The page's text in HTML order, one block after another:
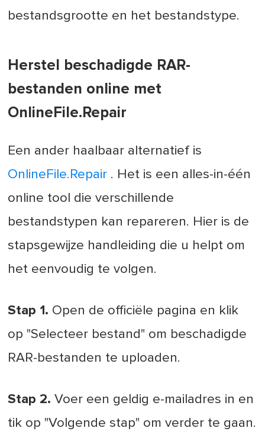
bestandsgrootte en het bestandstype.
Herstel beschadigde RAR-
bestanden online met
OnlineFile.Repair
Een ander haalbaar alternatief is
OnlineFile.Repair . Het is een alles-in-één
online tool die verschillende
bestandstypen kan repareren. Hier is de
stapsgewijze handleiding die u helpt om
het eenvoudig te volgen.
Stap 1. Open de officiële pagina en klik
op "Selecteer bestand" om beschadigde
RAR-bestanden te uploaden.
Stap 2. Voer een geldig e-mailadres in en
tik op "Volgende stap" om verder te gaan.